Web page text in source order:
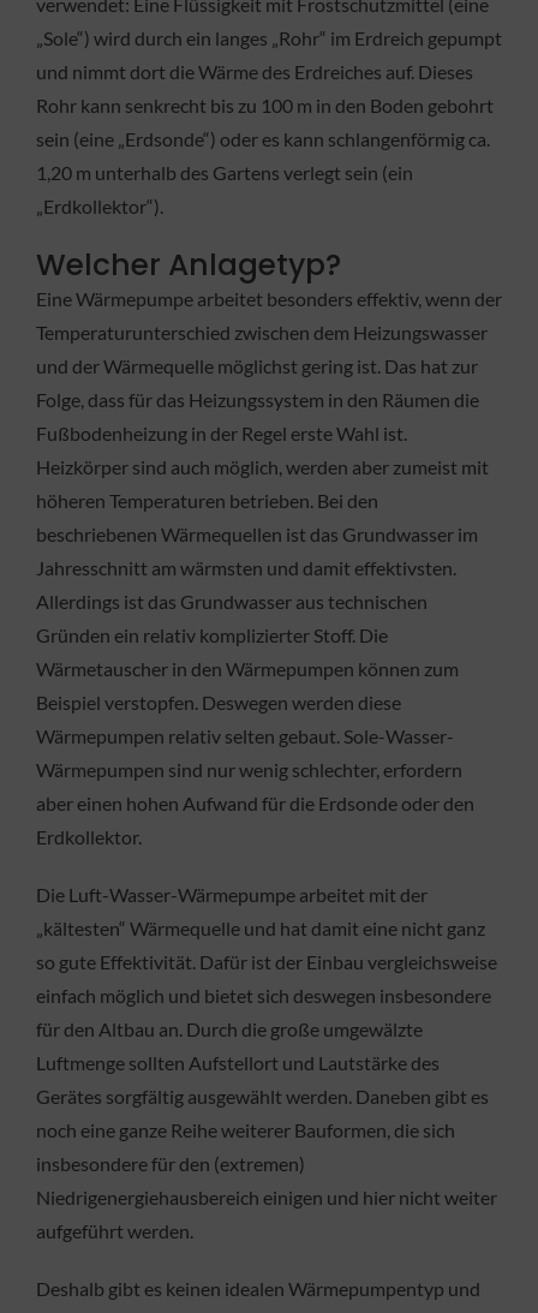
„Sole“) wird durch ein langes „Rohr“ im Erdreich gepumpt
und nimmt dort die Wärme des Erdreiches auf. Dieses
Rohr kann senkrecht bis zu 100 m in den Boden gebohrt
sein (eine „Erdsonde“) oder es kann schlangenförmig ca.
1,20 m unterhalb des Gartens verlegt sein (ein
„Erdkollektor“).
Welcher Anlagetyp?
Eine Wärmepumpe arbeitet besonders effektiv, wenn der
Temperaturunterschied zwischen dem Heizungswasser
und der Wärmequelle möglichst gering ist. Das hat zur
Folge, dass für das Heizungssystem in den Räumen die
Fußbodenheizung in der Regel erste Wahl ist.
Heizkörper sind auch möglich, werden aber zumeist mit
höheren Temperaturen betrieben. Bei den
beschriebenen Wärmequellen ist das Grundwasser im
Jahresschnitt am wärmsten und damit effektivsten.
Allerdings ist das Grundwasser aus technischen
Gründen ein relativ komplizierter Stoff. Die
Wärmetauscher in den Wärmepumpen können zum
Beispiel verstopfen. Deswegen werden diese
Wärmepumpen relativ selten gebaut. Sole-Wasser-
Wärmepumpen sind nur wenig schlechter, erfordern
aber einen hohen Aufwand für die Erdsonde oder den
Erdkollektor.
Die Luft-Wasser-Wärmepumpe arbeitet mit der
„kältesten“ Wärmequelle und hat damit eine nicht ganz
so gute Effektivität. Dafür ist der Einbau vergleichsweise
einfach möglich und bietet sich deswegen insbesondere
für den Altbau an. Durch die große umgewälzte
Luftmenge sollten Aufstellort und Lautstärke des
Gerätes sorgfältig ausgewählt werden. Daneben gibt es
noch eine ganze Reihe weiterer Bauformen, die sich
insbesondere für den (extremen)
Niedrigenergiehausbereich einigen und hier nicht weiter
aufgeführt werden.
Deshalb gibt es keinen idealen Wärmepumpentyp und